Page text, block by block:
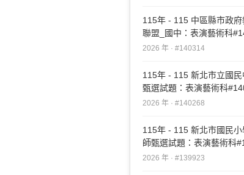
115年 - 115 中區縣市政
聯盟_國中：表演藝術科
2026 年 · #140314
115年 - 115 新北市立國
甄選試題：表演藝術科
2026 年 · #140268
115年 - 115 新北市國民
師甄選試題：表演藝術科
2026 年 · #139923